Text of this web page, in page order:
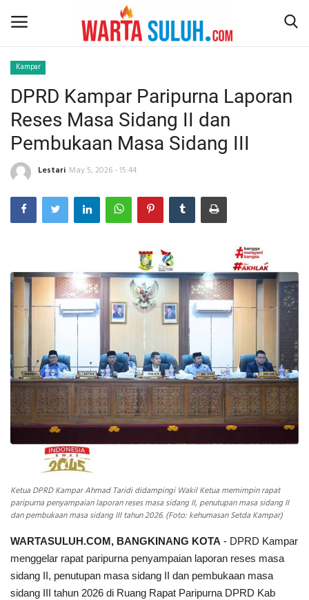
Home
NEWS
JAZIRAH RIAU
POLITIK
PSPS PEKANBARU
LIFESTYLE
INDEKS
HEALTHY
Kampar
DPRD Kampar Paripurna Laporan
Reses Masa Sidang II dan
Pembukaan Masa Sidang III
Lestari May 5, 2026 - 15:44
Ketua DPRD Kampar Ahmad Taridi didampingi Wakil Ketua memimpin rapat
paripurna penyampaian laporan reses masa sidang II, penutupan masa sidang II
dan pembukaan masa sidang III tahun 2026. (Foto: kehumasan Setda Kampar)
WARTASULUH.COM, BANGKINANG KOTA - DPRD Kampar
menggelar rapat paripurna penyampaian laporan reses masa
sidang II, penutupan masa sidang II dan pembukaan masa
sidang III tahun 2026 di Ruang Rapat Paripurna DPRD Kab